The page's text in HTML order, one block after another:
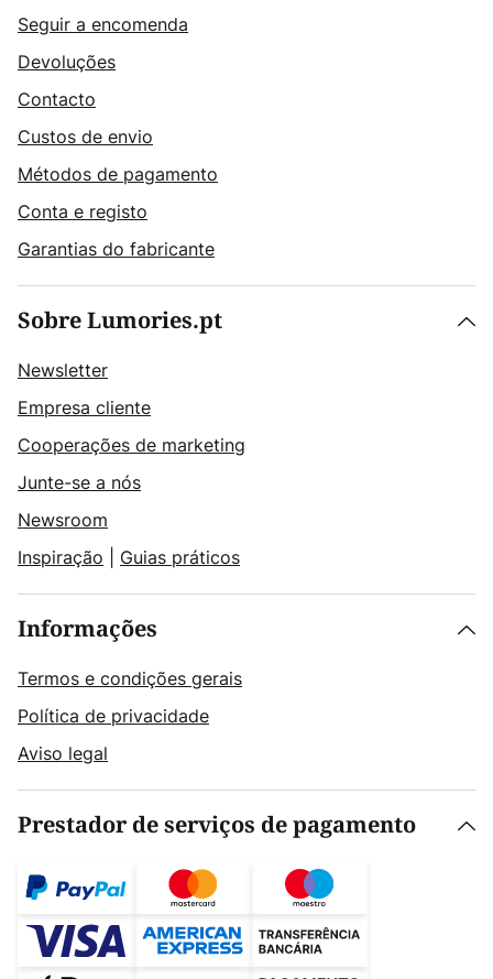
Seguir a encomenda
Devoluções
Contacto
Custos de envio
Métodos de pagamento
Conta e registo
Garantias do fabricante
Sobre Lumories.pt
Newsletter
Empresa cliente
Cooperações de marketing
Junte-se a nós
Newsroom
Inspiração
Guias práticos
Informações
Termos e condições gerais
Política de privacidade
Aviso legal
Prestador de serviços de pagamento